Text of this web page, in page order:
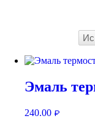
Эмаль
240.00 ₽